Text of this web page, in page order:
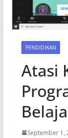
PENDIDIKAN
Atasi
September 1,